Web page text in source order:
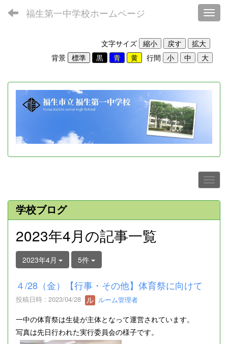
福生第一中学校ホームページ
文字サイズ
背景
行間
学校ブログ
2023年4月の記事一覧
2023年4月 5件
４/28（金）【行事・その他】体育祭に向けて
投稿日時 : 2023/04/28 ルーム管理者
一中の体育祭は生徒が主体となって運営されています。
写真は先日行われた実行委員会の様子です。